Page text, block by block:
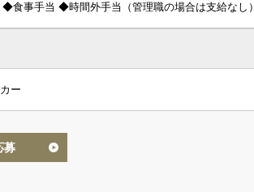
事手当 ◆時間外手当（管理職の場合は支給なし）
ー
募